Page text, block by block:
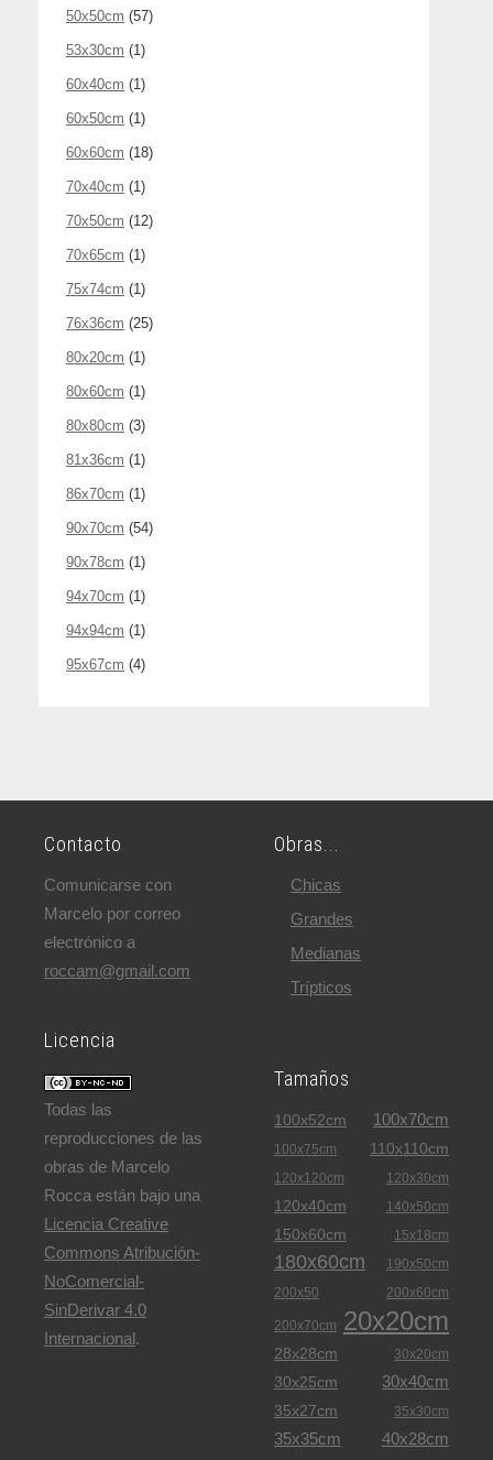
50x50cm (57)
53x30cm (1)
60x40cm (1)
60x50cm (1)
60x60cm (18)
70x40cm (1)
70x50cm (12)
70x65cm (1)
75x74cm (1)
76x36cm (25)
80x20cm (1)
80x60cm (1)
80x80cm (3)
81x36cm (1)
86x70cm (1)
90x70cm (54)
90x78cm (1)
94x70cm (1)
94x94cm (1)
95x67cm (4)
Contacto
Comunicarse con
Marcelo por correo
electrónico a
roccam@gmail.com
Licencia
Todas las
reproducciones de las
obras de Marcelo
Rocca están bajo una
Licencia Creative
Commons Atribución-
NoComercial-
SinDerivar 4.0
Internacional.
Obras...
Chicas
Grandes
Medianas
Trípticos
Tamaños
100x52cm 100x70cm
100x75cm 110x110cm
120x120cm 120x30cm
120x40cm 140x50cm
150x60cm 15x18cm
180x60cm
190x50cm
200x50
200x60cm
200x70cm 20x20cm
28x28cm 30x20cm
30x25cm 30x40cm
35x27cm 35x30cm
35x35cm
40x28cm